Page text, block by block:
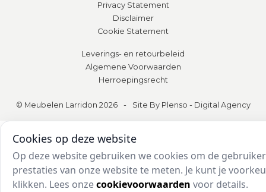
Privacy Statement
Disclaimer
Cookie Statement
Leverings- en retourbeleid
Algemene Voorwaarden
Herroepingsrecht
© Meubelen Larridon 2026 - Site By Plenso - Digital Agency
Cookies op deze website
Op deze website gebruiken we cookies om de
prestaties van onze website te meten. Je kunt je
te klikken. Lees onzecookievoorwaardenvoor details.